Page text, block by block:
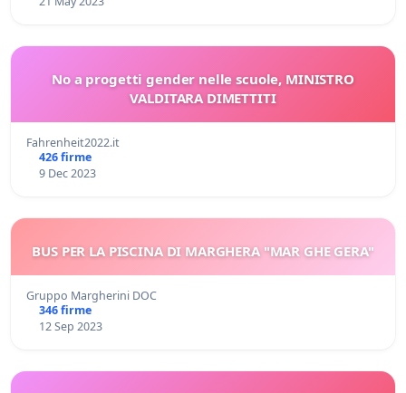
No a progetti gender nelle scuole, MINISTRO
VALDITARA DIMETTITI
Fahrenheit2022.it
426 firme
9 Dec 2023
BUS PER LA PISCINA DI MARGHERA "MAR GHE GERA"
Gruppo Margherini DOC
346 firme
12 Sep 2023